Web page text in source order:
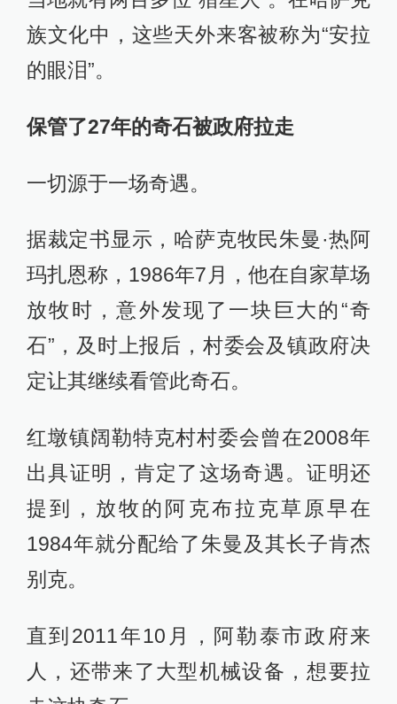
族文化中，这些天外来客被称为“安拉
的眼泪”。
保管了27年的奇石被政府拉走
一切源于一场奇遇。
据裁定书显示，哈萨克牧民朱曼·热阿
玛扎恩称，1986年7月，他在自家草场
放牧时，意外发现了一块巨大的“奇
石”，及时上报后，村委会及镇政府决
定让其继续看管此奇石。
红墩镇阔勒特克村村委会曾在2008年
出具证明，肯定了这场奇遇。证明还
提到，放牧的阿克布拉克草原早在
1984年就分配给了朱曼及其长子肯杰
别克。
直到2011年10月，阿勒泰市政府来
人，还带来了大型机械设备，想要拉